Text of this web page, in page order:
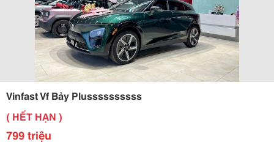
Vinfast Vf Bảy Plussssssssss
( HẾT HẠN )
799 triệu